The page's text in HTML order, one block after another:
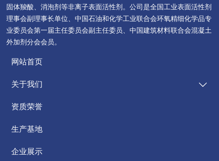
固体羧酸、消泡剂等非离子表面活性剂。公司是全国工业表面活性剂
理事会副理事长单位、中国石油和化学工业联合会环氧精细化学品专
业委员会第一届主任委员会副主任委员、中国建筑材料联合会混凝土
外加剂分会会员。
网站首页
关于我们 
资质荣誉
生产基地
企业展示